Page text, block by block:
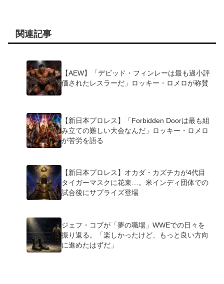
関連記事
【AEW】「デビッド・フィンレーは最も過小評
価されたレスラーだ」ロッキー・ロメロが称賛
【新日本プロレス】「Forbidden Doorは最も組
み立ての難しい大会なんだ」ロッキー・ロメロ
が苦労を語る
【新日本プロレス】オカダ・カズチカが4代目
タイガーマスクに花束…。米インディ団体での
試合後にサプライズ登場
ジェフ・コブが「夢の職場」WWEでの日々を
振り返る。「楽しかったけど、もっと良い方向
に進めたはずだ」